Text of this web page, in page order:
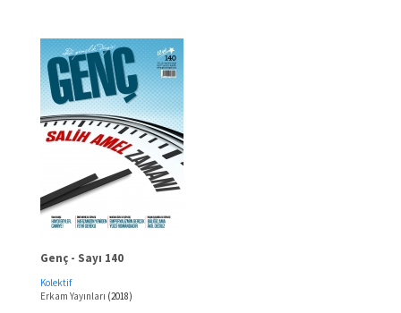
Genç - Sayı 140
Kolektif
Erkam Yayınları (2018)